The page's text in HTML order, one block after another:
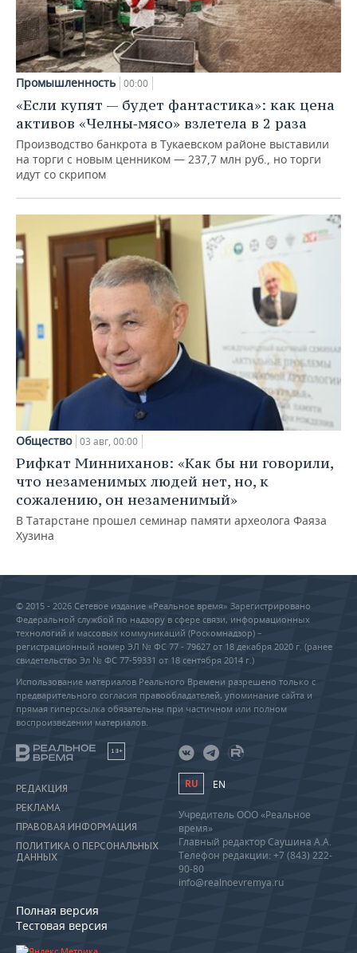
Промышленность 00:00
«Если купят — будет фантастика»: как цена
активов «Челны‑мясо» взлетела в 2 раза
Производство банкрота в Тукаевском районе выставили
на торги с новым ценником — 237,7 млн руб., но торги
идут со скрипом
Общество 03 авг, 00:00
Рифкат Минниханов: «Как бы ни говорили,
что незаменимых людей нет, но, к
сожалению, он незаменимый»
В Татарстане прошел семинар памяти археолога Фаяза
Хузина
© 2015 - 2026 Сетевое издание «Реальное время» Зарегистрировано
Федеральной службой по надзору в сфере связи, информационных
технологий и массовых коммуникаций (Роскомнадзор) –
регистрационный номер ЭЛ № ФС 77 - 79627 от 18 декабря 2020 г. (ранее
свидетельство Эл № ФС 77-59331 от 18 сентября 2014 г.)
Использование материалов Реального Времени разрешено только с
предварительного согласия правообладателей, упоминание сайта и
прямая гиперссылка обязательны при частичном или полном
воспроизведении материалов.
18+
РЕДАКЦИЯ
РЕКЛАМА
ПРАВОВАЯ ИНФОРМАЦИЯ
ПОЛИТИКА О ПЕРСОНАЛЬНЫХ
ДАННЫХ
Полная версия
Тестовая версия
RU EN
Учредитель ООО «Реальное
время»
Главный редактор Саушина А.А.
Телефон редакции: +7 (843) 222-
90-80
info@realnoevremya.ru